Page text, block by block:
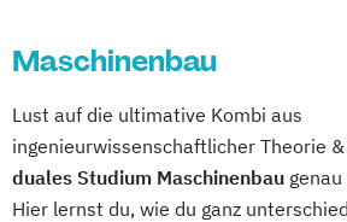
Maschinenbau
Lust auf die ultimative Kombi aus
ingenieurwissenschaftlicher Theorie
duales Studium Maschinenbau
Hier lernst du, wie du ganz